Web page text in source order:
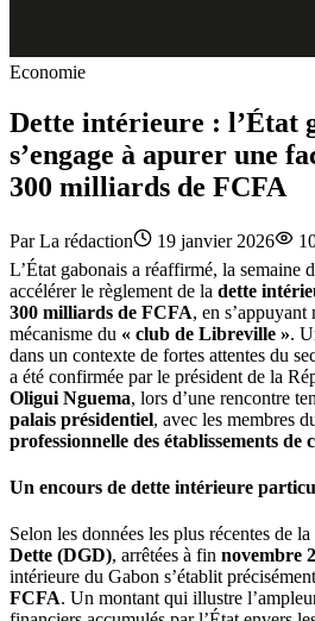
Economie
Dette intérieure : l’État
s’engage à apurer une
300 milliards de FCFA
ParLa rédaction 19 janvier 2026
L’État gabonais a réaffirmé, la semaine
accélérer le règlement de la dette
300 milliards de FCFA, en
mécanisme du « club de Libreville ».
dans un contexte de fortes attentes du
a été confirmée par le président de la
Oligui Nguema, lors d’une rencontre
palais présidentiel, avec les membres
professionnelle des établissements de
Un encours de dette intérieure
Selon les données les plus récentes de la
Dette (DGD), arrêtées à fin novembre
intérieure du Gabon s’établit
FCFA. Un montant qui illustre